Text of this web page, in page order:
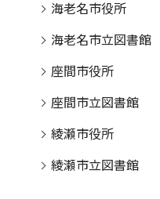
海老名市役所
海老名市立図書館
座間市役所
座間市立図書館
綾瀬市役所
綾瀬市立図書館